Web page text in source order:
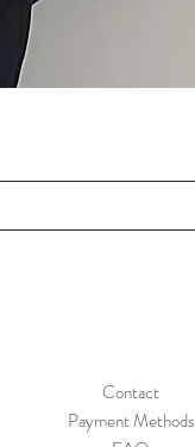
Contact
Payment Methods